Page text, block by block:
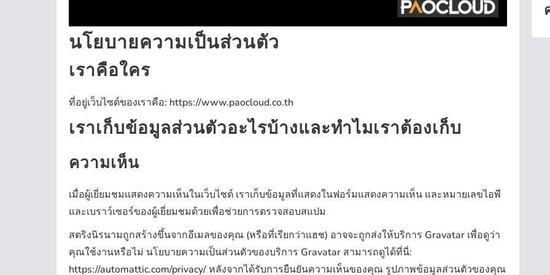
นโยบายความเป็นส่วนตัว
เราคือใคร
ที่อยู่เว็บไซต์ของเราคือ: https://www.paocloud.co.th
เราเก็บข้อมูลส่วนตัวอะไรบ้างและทำไมเราต้องเก็บ
ความเห็น
เมื่อผู้เยี่ยมชมแสดงความเห็นในเว็บไซต์ เราเก็บข้อมูลที่แสดงในฟอร์มแสดงความเห็น และหมายเลขไอพี
และเบราว์เซอร์ของผู้เยี่ยมชมด้วยเพื่อช่วยการตรวจสอบสแปม
สตริงนิรนามถูกสร้างขึ้นจากอีเมลของคุณ (หรือที่เรียกว่าแฮช) อาจจะถูกส่งให้บริการ Gravatar เพื่อดูว่า
คุณใช้งานหรือไม่ นโยบายความเป็นส่วนตัวของบริการ Gravatar สามารถดูได้ที่นี่:
https://automattic.com/privacy/ หลังจากได้รับการยืนยันความเห็นของคุณ รูปภาพข้อมูลส่วนตัวของคุณ